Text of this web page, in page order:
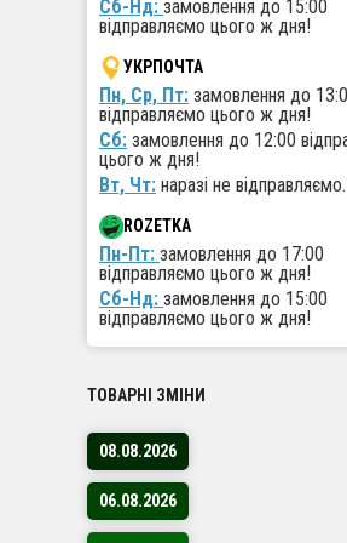
Сб-Нд: замовлення до 15:00
відправляємо цього ж дня!
УКРПОЧТА
Пн, Ср, Пт: замовлення до
відправляємо цього ж дня!
Сб: замовлення до 12:00
цього ж дня!
Вт, Чт: наразі не відправляємо.
ROZETKA
Пн-Пт: замовлення до 17:00
відправляємо цього ж дня!
Сб-Нд: замовлення до 15:00
відправляємо цього ж дня!
ТОВАРНІ ЗМІНИ
08.08.2026
06.08.2026